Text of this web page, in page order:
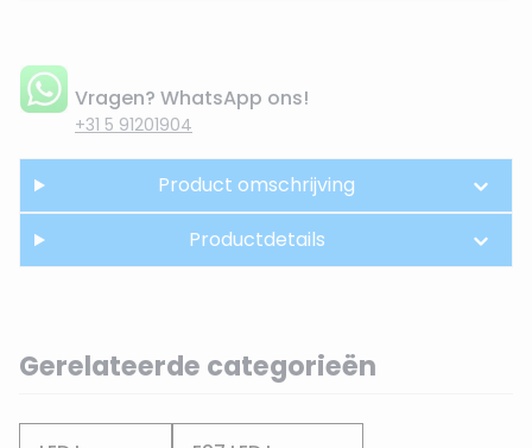
Vragen? WhatsApp ons!
+31 5 91201904
Product omschrijving
Productdetails
Gerelateerde categorieën